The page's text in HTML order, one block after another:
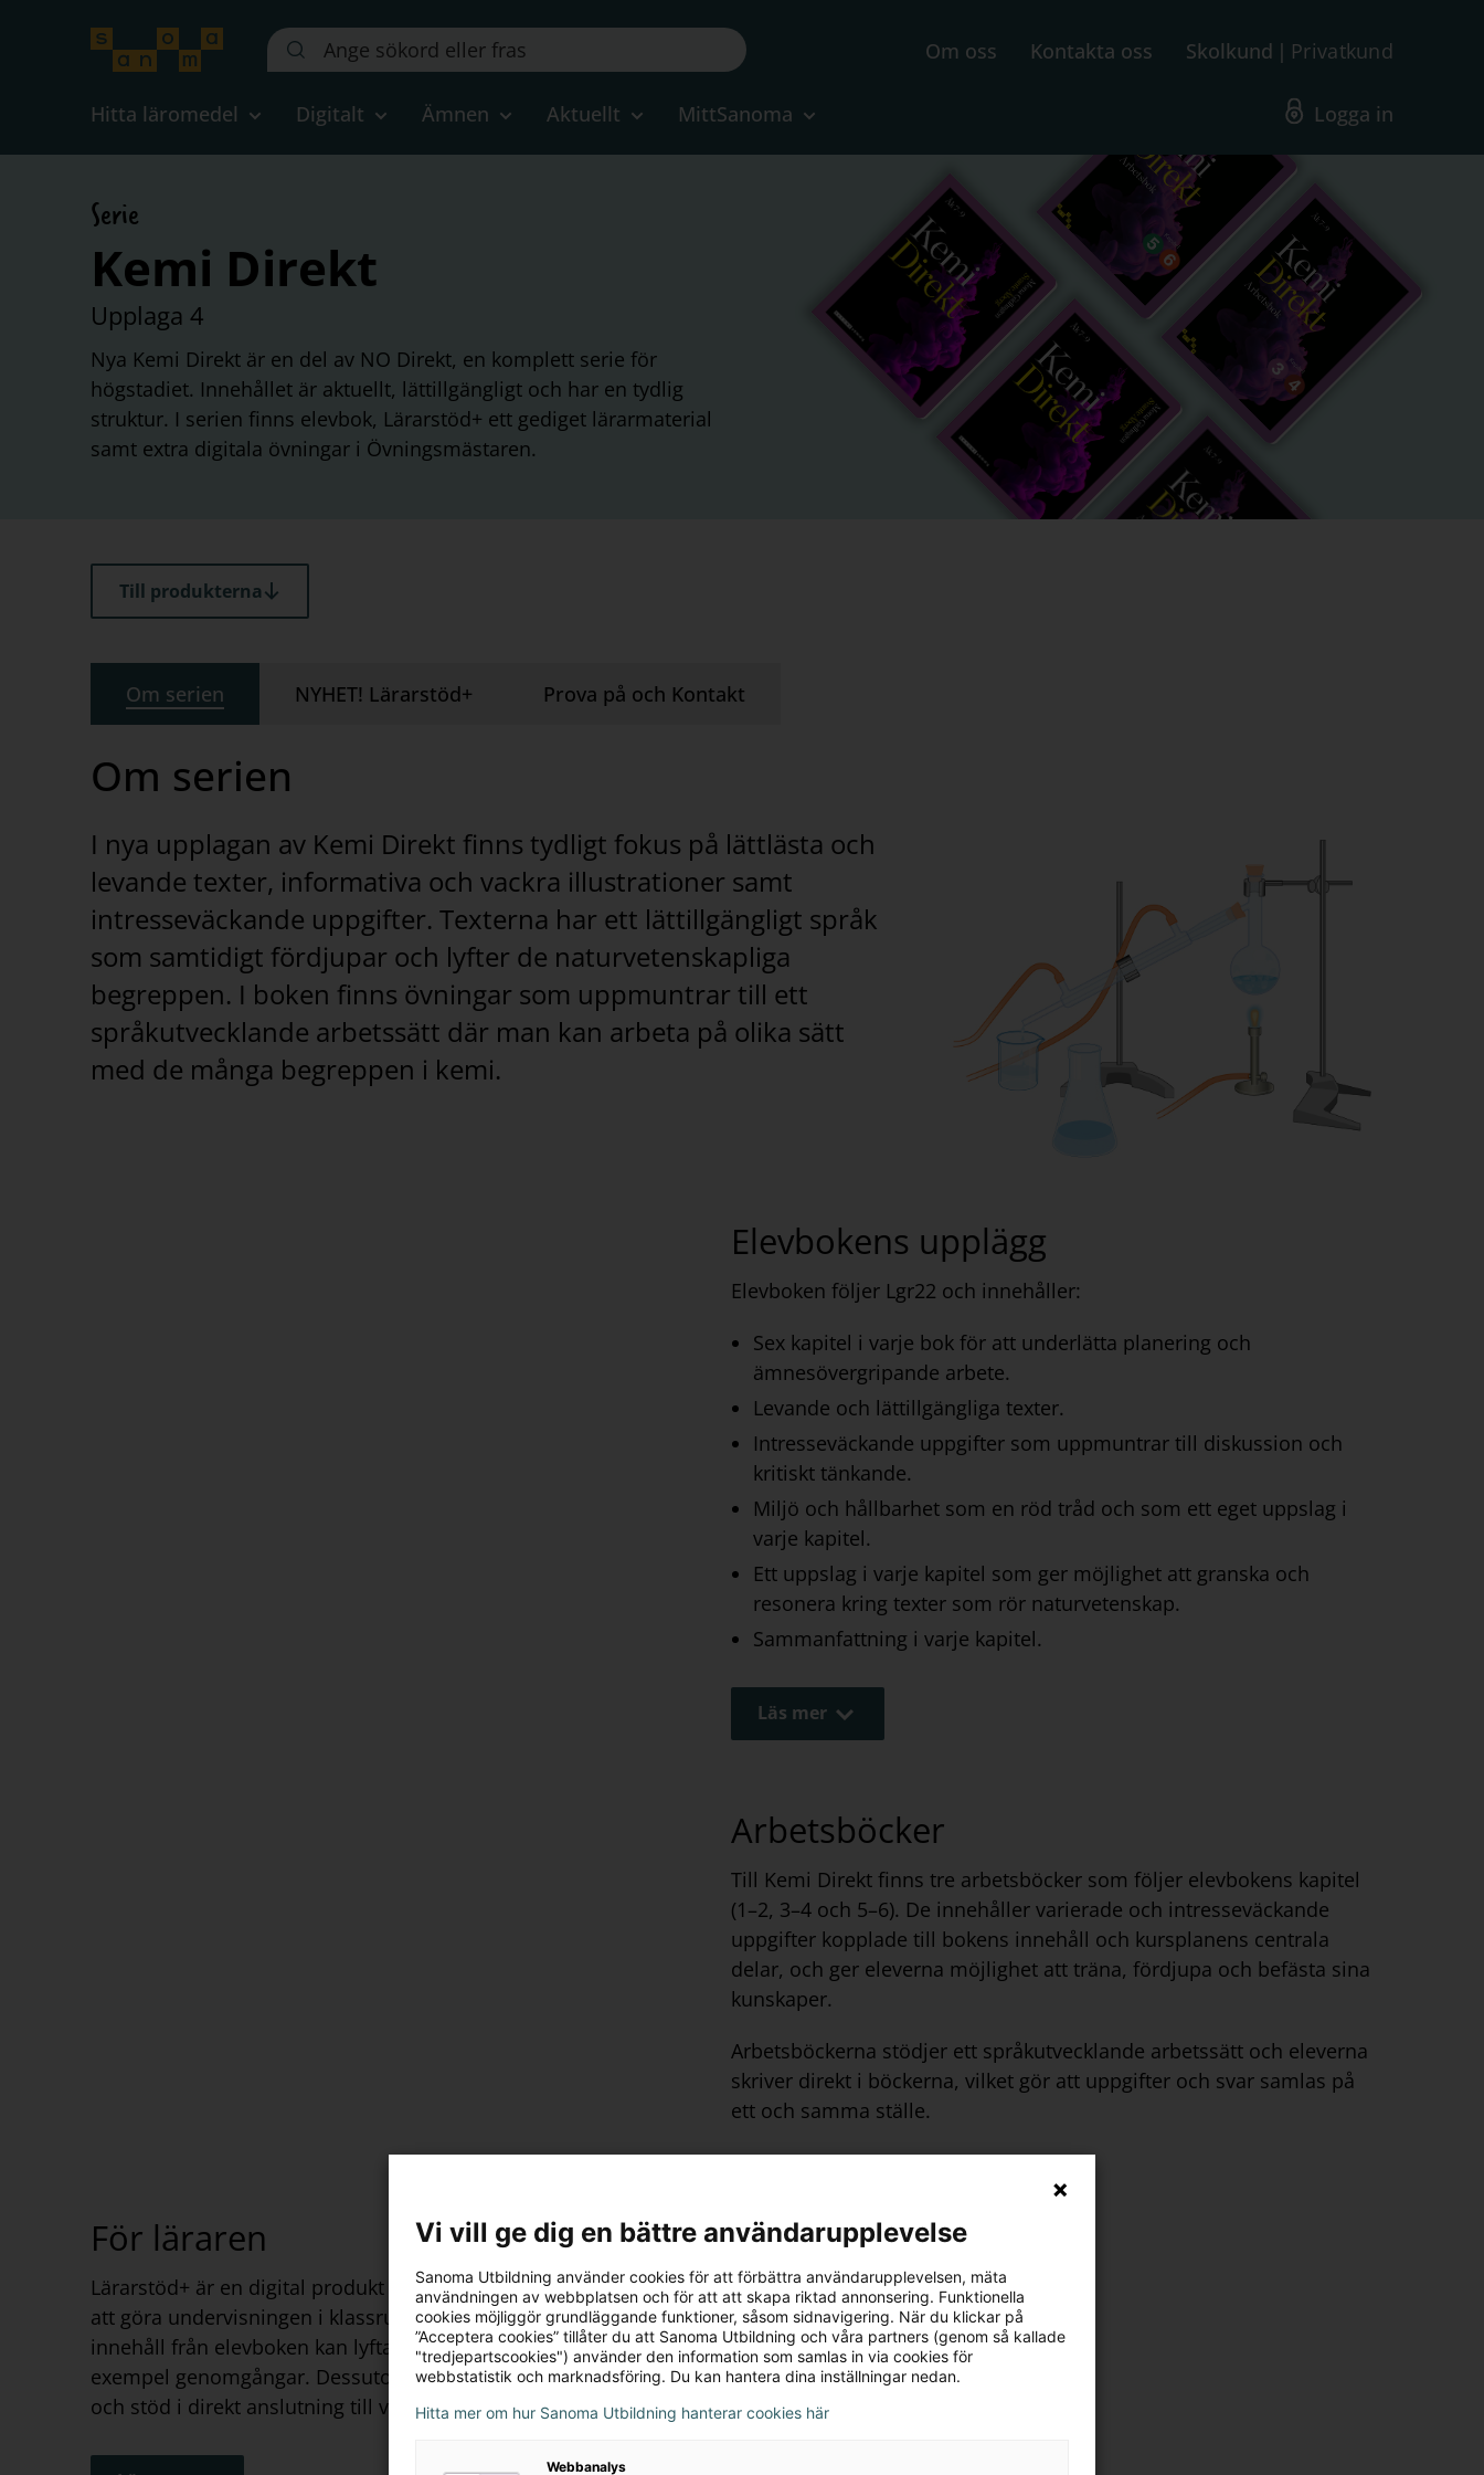
Sök
på
webbplatsen::
Om oss Kontakta oss Skolkund Privatkund
Hitta läromedel Digitalt Ämnen Aktuellt MittSanoma Logga in
Serie
Kemi Direkt
Upplaga 4
Nya Kemi Direkt är en del av NO Direkt, en komplett serie för
högstadiet. Innehållet är aktuellt, lättillgängligt och har en tydlig
struktur. I serien finns elevbok, Lärarstöd+ ett gediget lärarmaterial
samt extra digitala övningar i Övningsmästaren.
Till produkterna
Om serien NYHET! Lärarstöd+ Prova på och Kontakt
Om serien
I nya upplagan av Kemi Direkt finns tydligt fokus på lättlästa och
levande texter, informativa och vackra illustrationer samt
intresseväckande uppgifter. Texterna har ett lättillgängligt språk
som samtidigt fördjupar och lyfter de naturvetenskapliga
begreppen. I boken finns övningar som uppmuntrar till ett
språkutvecklande arbetssätt där man kan arbeta på olika sätt
med de många begreppen i kemi.
Elevbokens upplägg
Elevboken följer Lgr22 och innehåller:
Sex kapitel i varje bok för att underlätta planering och
ämnesövergripande arbete.
Levande och lättillgängliga texter.
Intresseväckande uppgifter som uppmuntrar till diskussion och
kritiskt tänkande.
Miljö och hållbarhet som en röd tråd och som ett eget uppslag i
varje kapitel.
Ett uppslag i varje kapitel som ger möjlighet att granska och
resonera kring texter som rör naturvetenskap.
Sammanfattning i varje kapitel.
Elevbokens innehåll
Varje kapitel inleds med ett intresseväckande uppslag med en
concept cartoon som uppmuntrar till diskussion och ger en bild av
elevernas förkunskaper. Innehållet i varje kapitel har en
genomarbetad struktur och med bilder och illustrationer som gör
teorin intressant. I slutet av varje avsnitt finns korta kunskapsfrågor
och ett antal utvalda begrepp som eleverna kan arbeta med på olika
sätt, till exempel genom att skapa begreppskartor. Kapitlen avslutas
Läs mer
Arbetsböcker
Till Kemi Direkt finns tre arbetsböcker som följer elevbokens kapitel
(1–2, 3–4 och 5–6). De innehåller varierade och intresseväckande
uppgifter kopplade till bokens innehåll och kursplanens centrala
delar, och ger eleverna möjlighet att träna, fördjupa och befästa sina
kunskaper.
Arbetsböckerna stödjer ett språkutvecklande arbetssätt och eleverna
skriver direkt i böckerna, vilket gör att uppgifter och svar samlas på
ett och samma ställe.
För läraren
Lärarstöd+ är en digital produkt för lärare som innehåller verktyg för
att göra undervisningen i klassrummet smidig och pedagogisk. Allt
innehåll från elevboken kan lyftas fram separat och visas vid till
exempel genomgångar. Dessutom innehåller Lärarstöd+ inspiration
och stöd i direkt anslutning till varje uppslag i elevboken.
I Lärarstöd+ hittar du:
Vi vill ge dig en bättre användarupplevelse
Sanoma Utbildning använder cookies för att förbättra användarupplevelsen, mäta
användningen av webbplatsen och för att att skapa riktad annonsering. Funktionella
cookies möjliggör grundläggande funktioner, såsom sidnavigering. När du klickar på
”Acceptera cookies” tillåter du att Sanoma Utbildning och våra partners (genom så kallade
"tredjepartscookies") använder den information som samlas in via cookies för
webbstatistik och marknadsföring. Du kan hantera dina inställningar nedan.
Hitta mer om hur Sanoma Utbildning hanterar cookies här
Webbanalys